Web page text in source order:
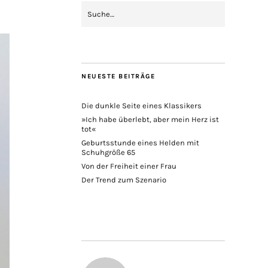
NEUESTE BEITRÄGE
Die dunkle Seite eines Klassikers
»Ich habe überlebt, aber mein Herz ist
tot«
Geburtsstunde eines Helden mit
Schuhgröße 65
Von der Freiheit einer Frau
Der Trend zum Szenario